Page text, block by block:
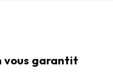
vous garantit